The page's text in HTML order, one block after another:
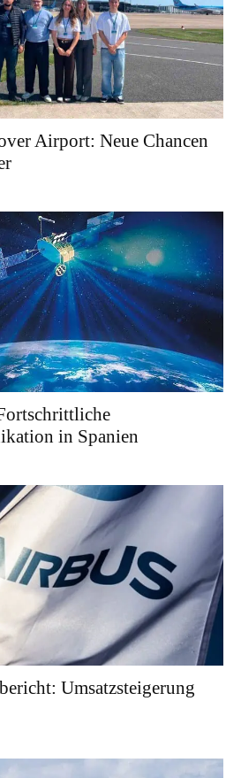
Airport: Neue Chancen
in Spanien
Umsatzsteigerung